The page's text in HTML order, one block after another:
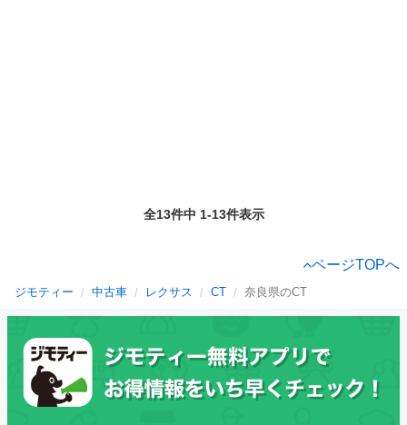
全13件中 1-13件表示
ページTOPへ
ジモティー 中古車 レクサス CT 奈良県のCT